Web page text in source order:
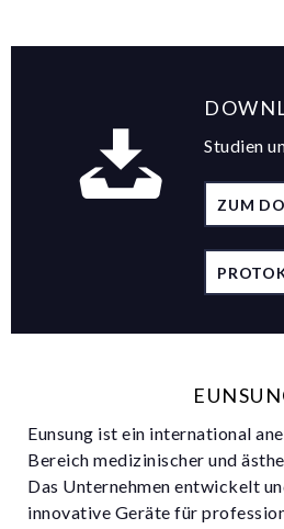
Studien
ZUM
Eunsung ist ein international
Bereich medizinischer und
Das Unternehmen entwickelt
innovative Geräte für